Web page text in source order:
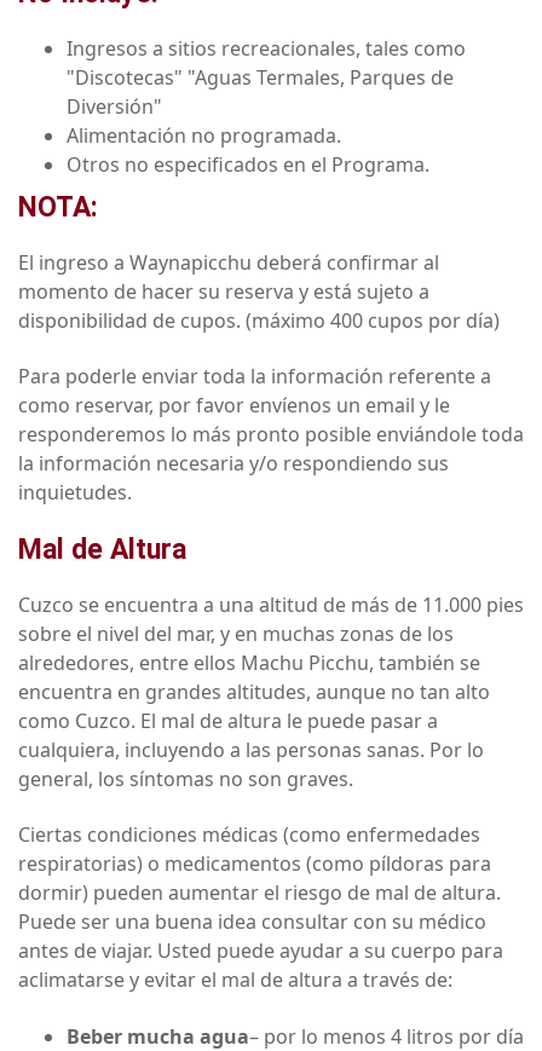
Ingresos a sitios recreacionales, tales como
"Discotecas" "Aguas Termales, Parques de
Diversión"
Alimentación no programada.
Otros no especificados en el Programa.
NOTA:
El ingreso a Waynapicchu deberá confirmar al
momento de hacer su reserva y está sujeto a
disponibilidad de cupos. (máximo 400 cupos por día)
Para poderle enviar toda la información referente a
como reservar, por favor envíenos un email y le
responderemos lo más pronto posible enviándole toda
la información necesaria y/o respondiendo sus
inquietudes.
Mal de Altura
Cuzco se encuentra a una altitud de más de 11.000 pies
sobre el nivel del mar, y en muchas zonas de los
alrededores, entre ellos Machu Picchu, también se
encuentra en grandes altitudes, aunque no tan alto
como Cuzco. El mal de altura le puede pasar a
cualquiera, incluyendo a las personas sanas. Por lo
general, los síntomas no son graves.
Ciertas condiciones médicas (como enfermedades
respiratorias) o medicamentos (como píldoras para
dormir) pueden aumentar el riesgo de mal de altura.
Puede ser una buena idea consultar con su médico
antes de viajar. Usted puede ayudar a su cuerpo para
aclimatarse y evitar el mal de altura a través de:
Beber mucha agua– por lo menos 4 litros por día